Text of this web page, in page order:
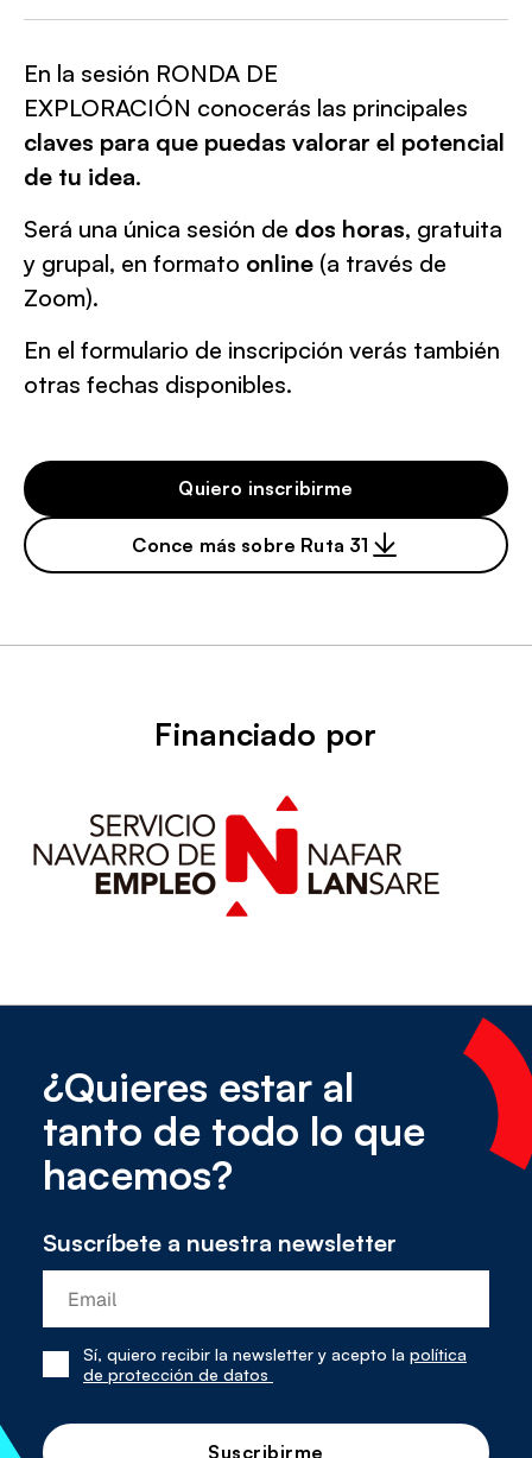
En la sesión RONDA DE
EXPLORACIÓN conocerás las principales
claves para que puedas valorar el potencial
de tu idea.
Será una única sesión de dos horas, gratuita
y grupal, en formato online (a través de
Zoom).
En el formulario de inscripción verás también
otras fechas disponibles.
Quiero inscribirme
Conce más sobre Ruta 31
Financiado por
¿Quieres estar al
tanto de todo lo que
hacemos?
Suscríbete a nuestra newsletter
he
acepto
Sí, quiero recibir la newsletter y acepto la política
de protección de datos